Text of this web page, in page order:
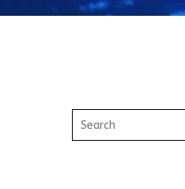
Search